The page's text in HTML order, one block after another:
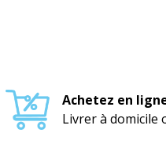
Achetez en
Livrer à domicile